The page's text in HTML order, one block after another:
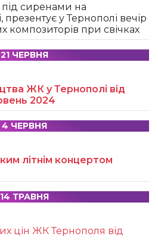
сиренами на
презентує у Тернополі вечір
композиторів при свічках
21 ЧЕРВНЯ
ЖК у Тернополі від
2024
4 ЧЕРВНЯ
літнім концертом
14 ТРАВНЯ
цін ЖК Тернополя від